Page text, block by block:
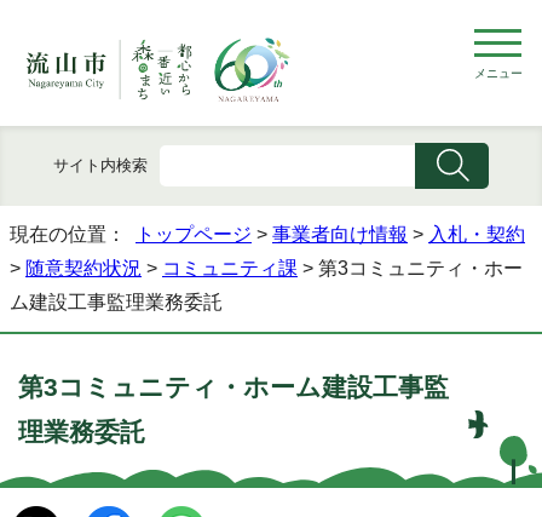
メニュー
サイト内検索
現在の位置： トップページ > 事業者向け情報 > 入札・契約
> 随意契約状況 > コミュニティ課 > 第3コミュニティ・ホー
ム建設工事監理業務委託
第3コミュニティ・ホーム建設工事監
理業務委託